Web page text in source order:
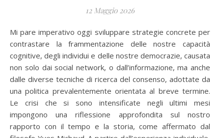
12 Maggio 2026
Mi pare imperativo oggi sviluppare strategie concrete per
contrastare la frammentazione delle nostre capacità
cognitive, degli individui e delle nostre democrazie, causata
non solo dai social network, o dall’informazione, ma anche
dalle diverse tecniche di ricerca del consenso, adottate da
una politica prevalentemente orientata al breve termine.
Le crisi che si sono intensificate negli ultimi mesi
impongono una riflessione approfondita sul nostro
rapporto con il tempo e la storia, come affermato dal